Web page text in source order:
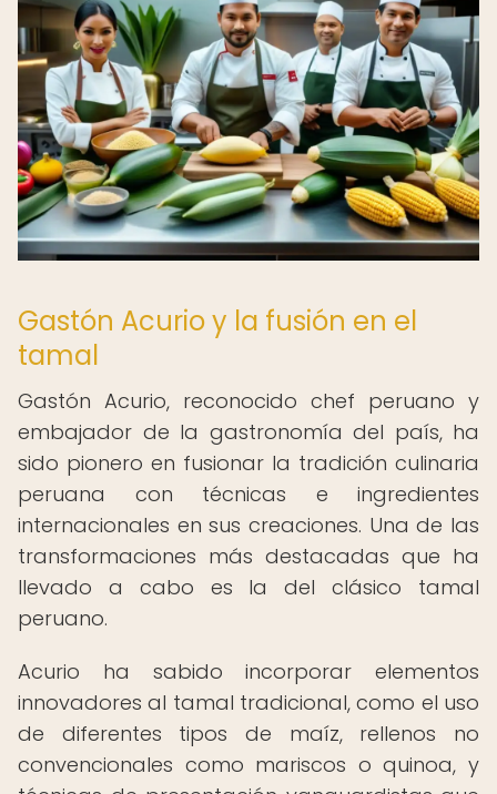
Gastón Acurio y la fusión en el
tamal
Gastón Acurio, reconocido chef peruano y
embajador de la gastronomía del país, ha
sido pionero en fusionar la tradición culinaria
peruana con técnicas e ingredientes
internacionales en sus creaciones. Una de las
transformaciones más destacadas que ha
llevado a cabo es la del clásico tamal
peruano.
Acurio ha sabido incorporar elementos
innovadores al tamal tradicional, como el uso
de diferentes tipos de maíz, rellenos no
convencionales como mariscos o quinoa, y